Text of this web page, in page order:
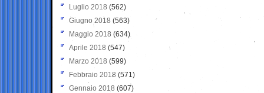
Luglio 2018 (562)
Giugno 2018 (563)
Maggio 2018 (634)
Aprile 2018 (547)
Marzo 2018 (599)
Febbraio 2018 (571)
Gennaio 2018 (607)